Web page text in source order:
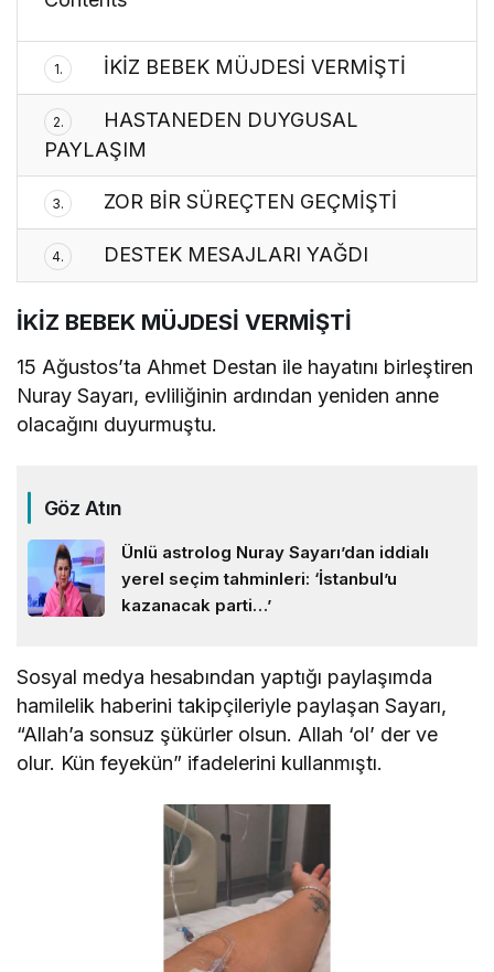
1. İKİZ BEBEK MÜJDESİ VERMİŞTİ
2.
HASTANEDEN DUYGUSAL
PAYLAŞIM
3. ZOR BİR SÜREÇTEN GEÇMİŞTİ
4. DESTEK MESAJLARI YAĞDI
İKİZ BEBEK MÜJDESİ VERMİŞTİ
15 Ağustos’ta Ahmet Destan ile hayatını birleştiren
Nuray Sayarı, evliliğinin ardından yeniden anne
olacağını duyurmuştu.
Göz Atın
Ünlü astrolog Nuray Sayarı’dan iddialı
yerel seçim tahminleri: ‘İstanbul’u
kazanacak parti…’
Sosyal medya hesabından yaptığı paylaşımda
hamilelik haberini takipçileriyle paylaşan Sayarı,
“Allah’a sonsuz şükürler olsun. Allah ‘ol’ der ve
olur. Kün feyekün” ifadelerini kullanmıştı.